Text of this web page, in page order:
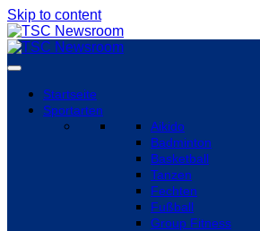
Skip to content
Startseite
Sportarten
Aikido
Badminton
Basketball
Tanzen
Fechten
Fußball
Group Fitness